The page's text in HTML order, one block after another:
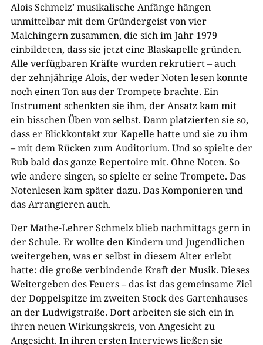
Alois Schmelz’ musikalische Anfänge hängen
unmittelbar mit dem Gründergeist von vier
Malchingern zusammen, die sich im Jahr 1979
einbildeten, dass sie jetzt eine Blaskapelle gründen.
Alle verfügbaren Kräfte wurden rekrutiert – auch
der zehnjährige Alois, der weder Noten lesen konnte
noch einen Ton aus der Trompete brachte. Ein
Instrument schenkten sie ihm, der Ansatz kam mit
ein bisschen Üben von selbst. Dann platzierten sie so,
dass er Blickkontakt zur Kapelle hatte und sie zu ihm
– mit dem Rücken zum Auditorium. Und so spielte der
Bub bald das ganze Repertoire mit. Ohne Noten. So
wie andere singen, so spielte er seine Trompete. Das
Notenlesen kam später dazu. Das Komponieren und
das Arrangieren auch.
Der Mathe-Lehrer Schmelz blieb nachmittags gern in
der Schule. Er wollte den Kindern und Jugendlichen
weitergeben, was er selbst in diesem Alter erlebt
hatte: die große verbindende Kraft der Musik. Dieses
Weitergeben des Feuers – das ist das gemeinsame Ziel
der Doppelspitze im zweiten Stock des Gartenhauses
an der Ludwigstraße. Dort arbeiten sie sich ein in
ihren neuen Wirkungskreis, von Angesicht zu
Angesicht. In ihren ersten Interviews ließen sie